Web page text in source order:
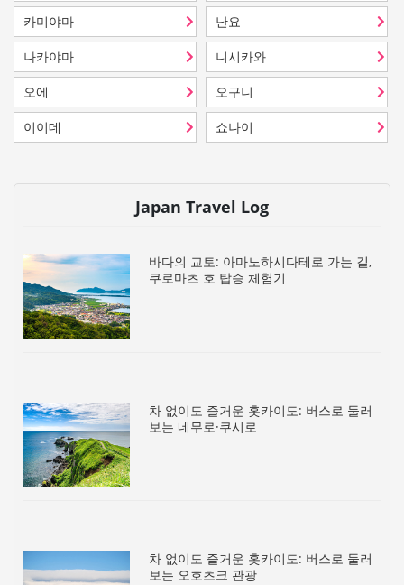
카미야마 난요
나카야마 니시카와
오에 오구니
이이데 쇼나이
Japan Travel Log
바다의 교토: 아마노하시다테로 가는 길,
쿠로마츠 호 탑승 체험기
차 없이도 즐거운 홋카이도: 버스로 둘러
보는 네무로·쿠시로
차 없이도 즐거운 홋카이도: 버스로 둘러
보는 오호츠크 관광